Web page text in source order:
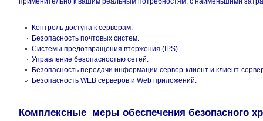
Контроль доступа к серверам.
Безопасность почтовых систем.
Системы предотвращения вторжения (IPS)
Управление безопасностью сетей.
Безопасность передачи информации сервер-клиент и клиент-
Безопасность WEB серверов и Web приложений.
Комплексные меры обеспечения безопасного